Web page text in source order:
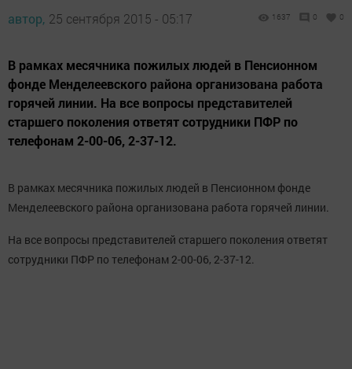
автор, 25 сентября 2015 - 05:17 1637 0 0
В рамках месячника пожилых людей в Пенсионном
фонде Менделеевского района организована работа
горячей линии. На все вопросы представителей
старшего поколения ответят сотрудники ПФР по
телефонам 2-00-06, 2-37-12.
В рамках месячника пожилых людей в Пенсионном фонде
Менделеевского района организована работа горячей линии.
На все вопросы представителей старшего поколения ответят
сотрудники ПФР по телефонам 2-00-06, 2-37-12.